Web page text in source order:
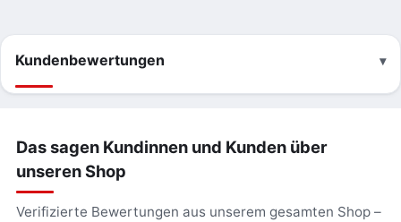
Kundenbewertungen
Das sagen Kundinnen und Kunden über
unseren Shop
Verifizierte Bewertungen aus unserem gesamten Shop –